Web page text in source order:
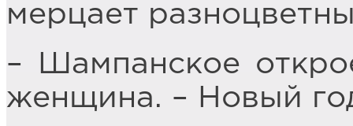
мерцает
– Шампанское
женщина. – Новый